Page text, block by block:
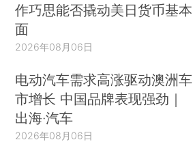
作巧思能否撬动美日货币基本
面
2026年08月06日
电动汽车需求高涨驱动澳洲车
市增长 中国品牌表现强劲｜
出海·汽车
2026年08月06日